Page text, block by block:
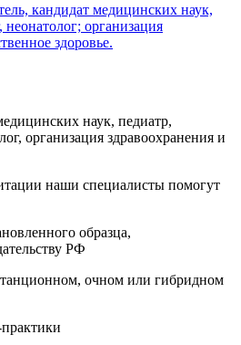
кандидат медицинских наук,
неонатолог; организация
здоровье.
наук, педиатр,
организация здравоохранения и
наши специалисты помогут
образца,
РФ
очном или гибридном